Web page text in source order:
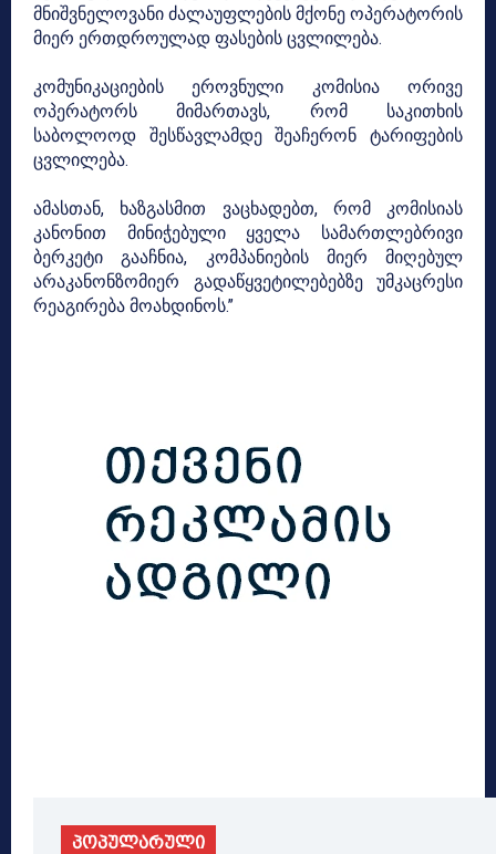
მნიშვნელოვანი ძალაუფლების მქონე ოპერატორის
მიერ ერთდროულად ფასების ცვლილება.
კომუნიკაციების ეროვნული კომისია ორივე
ოპერატორს მიმართავს, რომ საკითხის
საბოლოოდ შესწავლამდე შეაჩერონ ტარიფების
ცვლილება.
ამასთან, ხაზგასმით ვაცხადებთ, რომ კომისიას
კანონით მინიჭებული ყველა სამართლებრივი
ბერკეტი გააჩნია, კომპანიების მიერ მიღებულ
არაკანონზომიერ გადაწყვეტილებებზე უმკაცრესი
რეაგირება მოახდინოს.”
პოპულარული